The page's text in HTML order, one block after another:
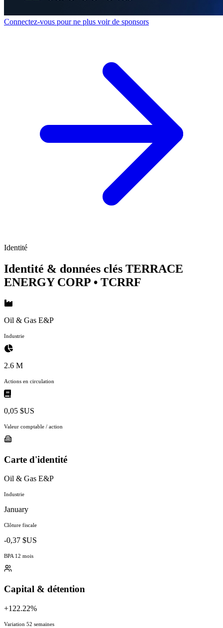
Connectez-vous pour ne plus voir de sponsors
Identité
Identité & données clés TERRACE
ENERGY CORP • TCRRF
Oil & Gas E&P
Industrie
2.6 M
Actions en circulation
0,05 $US
Valeur comptable / action
Carte d'identité
Oil & Gas E&P
Industrie
January
Clôture fiscale
-0,37 $US
BPA 12 mois
Capital & détention
+122.22%
Variation 52 semaines